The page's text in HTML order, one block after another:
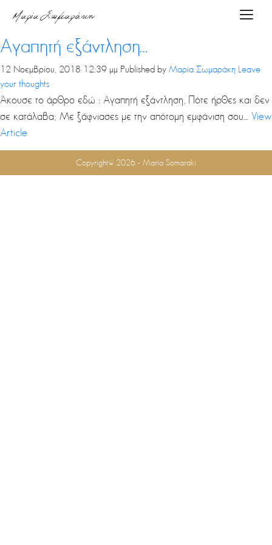
Μαρία Σωμαράκη
Αρχική
About
me
Tag Archive: εξουθένωση
Αγαπητή εξάντληση…
12 Νοεμβρίου, 2018 12:39 μμ Published by Μαρία Σωμαράκη Leave
your thoughts
Άκουσε το άρθρο εδώ : Αγαπητή εξάντληση, Πότε ήρθες και δεν
σε κατάλαβα; Με ξάφνιασες με την απότομη εμφάνιση σου.... View
Article
Copyright© 2026 - Maria Somaraki